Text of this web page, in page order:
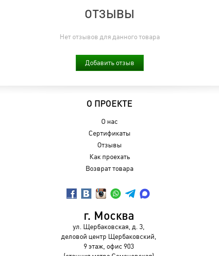
ОТЗЫВЫ
Нет отзывов для данного товара
Добавить отзыв
О ПРОЕКТЕ
О нас
Сертификаты
Отзывы
Как проехать
Возврат товара
г. Москва
ул. Щербаковская, д. 3,
деловой центр Щербаковский,
9 этаж, офис 903